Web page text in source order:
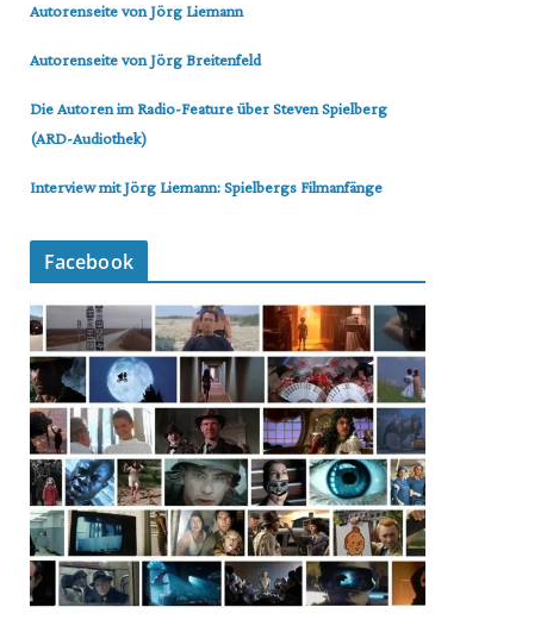
Autorenseite von Jörg Liemann
Autorenseite von Jörg Breitenfeld
Die Autoren im Radio-Feature über Steven Spielberg
(ARD-Audiothek)
Interview mit Jörg Liemann: Spielbergs Filmanfänge
Facebook